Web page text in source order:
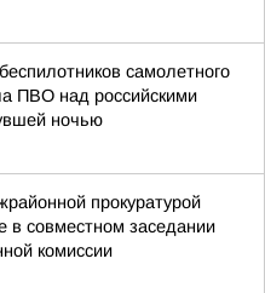
самолетного
ПВО над российскими
ночью
прокуратурой
в совместном заседании
комиссии